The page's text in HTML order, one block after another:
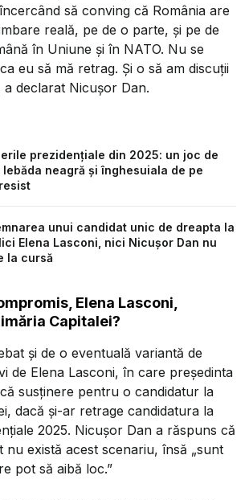
să conving că România are
reală, pe de o parte, și pe de
în Uniune și în NATO. Nu se
eu să mă retrag. Și o să am discuții
a declarat Nicușor Dan.
prezidențiale din 2025: un joc de
lebăda neagră și înghesuiala de pe
unui candidat unic de dreapta la
Elena Lasconi, nici Nicușor Dan nu
la cursă
Elena Lasconi,
Capitalei?
și de o eventuală variantă de
de Elena Lasconi, în care președinta
susținere pentru o candidatur la
dacă și-ar retrage candidatura la
2025. Nicușor Dan a răspuns că
nu există acest scenariu, însă „sunt
pot să aibă loc.”